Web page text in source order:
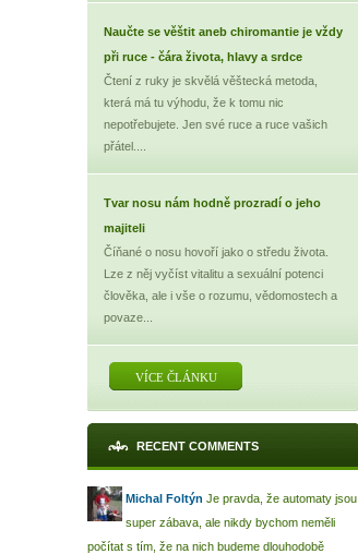
Naučte se věštit aneb chiromantie je vždy
při ruce - čára života, hlavy a srdce
Čtení z ruky je skvělá věštecká metoda,
která má tu výhodu, že k tomu nic
nepotřebujete. Jen své ruce a ruce vašich
přátel....
Tvar nosu nám hodně prozradí o jeho
majiteli
Číňané o nosu hovoří jako o středu života.
Lze z něj vyčíst vitalitu a sexuální potenci
člověka, ale i vše o rozumu, vědomostech a
povaze...
VÍCE ČLÁNKU
RECENT COMMENTS
Michal Foltýn Je pravda, že automaty jsou
super zábava, ale nikdy bychom neměli
počítat s tím, že na nich budeme dlouhodobě